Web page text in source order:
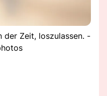
der Zeit, loszulassen. -